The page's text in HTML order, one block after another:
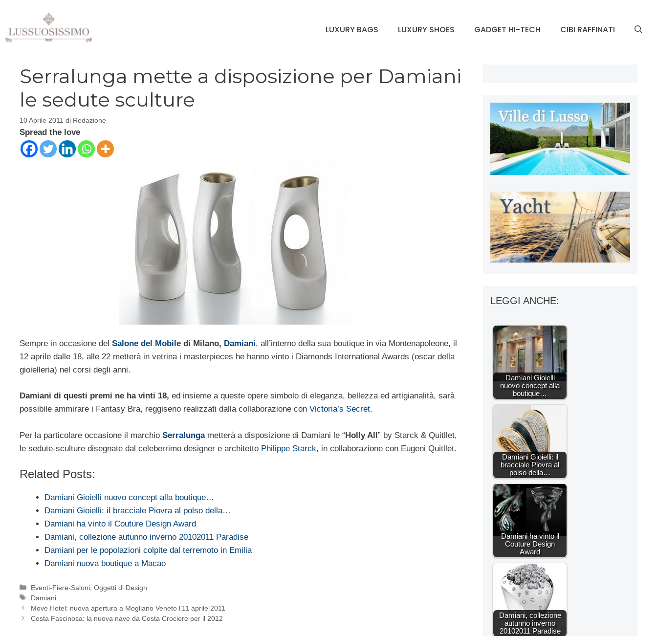
contenuto
LUXURY BAGS LUXURY SHOES GADGET HI-TECH CIBI RAFFINATI
Serralunga mette a disposizione per Damiani
le sedute sculture
10 Aprile 2011 di Redazione
Spread the love
Sempre in occasione del Salone del Mobile di Milano, Damiani, all’interno della sua boutique in via Montenapoleone, il
12 aprile dalle 18, alle 22 metterà in vetrina i masterpieces he hanno vinto i Diamonds International Awards (oscar della
gioielleria) nel corsi degli anni.
Damiani di questi premi ne ha vinti 18, ed insieme a queste opere simbolo di eleganza, bellezza ed artigianalità, sarà
possibile ammirare i Fantasy Bra, reggiseno realizzati dalla collaborazione con Victoria’s Secret.
Per la particolare occasione il marchio Serralungametterà a disposizione di Damiani le “Holly All” by Starck & Quitllet,
le sedute-sculture disegnate dal celeberrimo designer e architetto Philippe Starck, in collaborazione con Eugeni Quitllet.
Related Posts:
Damiani Gioielli nuovo concept alla boutique…
Damiani Gioielli: il bracciale Piovra al polso della…
Damiani ha vinto il Couture Design Award
Damiani, collezione autunno inverno 20102011 Paradise
Damiani per le popolazioni colpite dal terremoto in Emilia
Damiani nuova boutique a Macao
Categorie
Eventi-Fiere-Saloni ,Oggetti di Design
Tag
Damiani
Move Hotel: nuova apertura a Mogliano Veneto l’11 aprile 2011
Costa Fascinosa: la nuova nave da Costa Crociere per il 2012
LEGGI ANCHE:
Damiani Gioielli
nuovo concept alla
boutique…
Damiani Gioielli: il
bracciale Piovra al
polso della…
Damiani ha vinto il
Couture Design
Award
Damiani, collezione
autunno inverno
20102011 Paradise